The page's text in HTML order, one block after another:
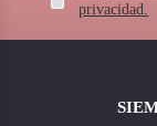
privacidad.